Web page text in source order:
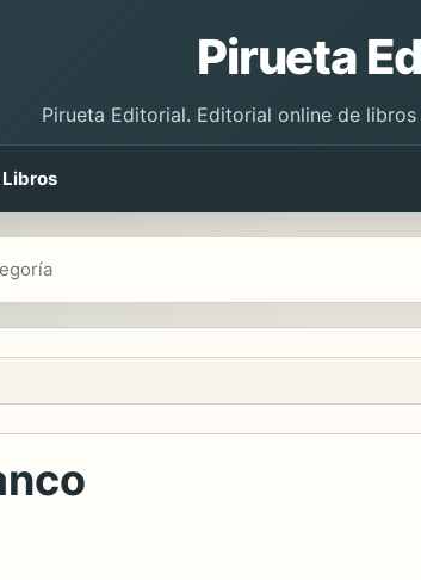
Pirueta
Pirueta Editorial. Editorial online de libros